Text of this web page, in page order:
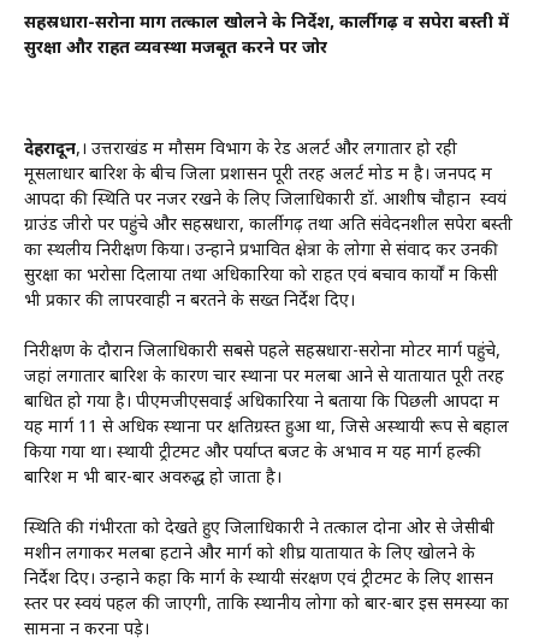
सहस्रधारा-सरोना मार्ग तत्काल खोलने के निर्देश, कार्लीगढ़ व सपेरा बस्ती में
सुरक्षा और राहत व्यवस्था मजबूत करने पर जोर
देहरादून,। उत्तराखंड में मौसम विभाग के रेड अलर्ट और लगातार हो रही
मूसलाधार बारिश के बीच जिला प्रशासन पूरी तरह अलर्ट मोड में है। जनपद में
आपदा की स्थिति पर नजर रखने के लिए जिलाधिकारी डॉ. आशीष चौहान स्वयं
ग्राउंड जीरो पर पहुंचे और सहस्रधारा, कार्लीगढ़ तथा अति संवेदनशील सपेरा बस्ती
का स्थलीय निरीक्षण किया। उन्होंने प्रभावित क्षेत्रों के लोगों से संवाद कर उनकी
सुरक्षा का भरोसा दिलाया तथा अधिकारियों को राहत एवं बचाव कार्यों में किसी
भी प्रकार की लापरवाही न बरतने के सख्त निर्देश दिए।
निरीक्षण के दौरान जिलाधिकारी सबसे पहले सहस्रधारा-सरोना मोटर मार्ग पहुंचे,
जहां लगातार बारिश के कारण चार स्थानों पर मलबा आने से यातायात पूरी तरह
बाधित हो गया है। पीएमजीएसवाई अधिकारियों ने बताया कि पिछली आपदा में
यह मार्ग 11 से अधिक स्थानों पर क्षतिग्रस्त हुआ था, जिसे अस्थायी रूप से बहाल
किया गया था। स्थायी ट्रीटमेंट और पर्याप्त बजट के अभाव में यह मार्ग हल्की
बारिश में भी बार-बार अवरुद्ध हो जाता है।
स्थिति की गंभीरता को देखते हुए जिलाधिकारी ने तत्काल दोनों ओर से जेसीबी
मशीनें लगाकर मलबा हटाने और मार्ग को शीघ्र यातायात के लिए खोलने के
निर्देश दिए। उन्होंने कहा कि मार्ग के स्थायी संरक्षण एवं ट्रीटमेंट के लिए शासन
स्तर पर स्वयं पहल की जाएगी, ताकि स्थानीय लोगों को बार-बार इस समस्या का
सामना न करना पड़े।